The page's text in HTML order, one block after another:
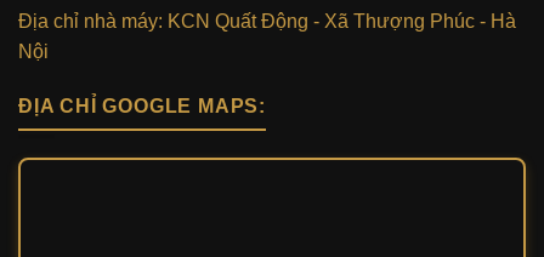
Địa chỉ nhà máy: KCN Quất Động - Xã Thượng Phúc - Hà
Nội
ĐỊA CHỈ GOOGLE MAPS: